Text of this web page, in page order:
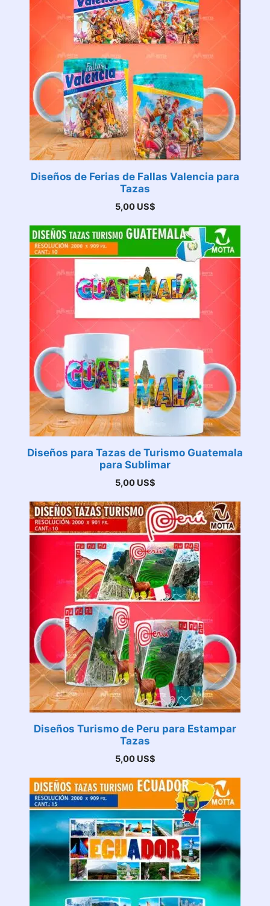
Diseños de Ferias de Fallas Valencia para
Tazas
5,00 US$
Diseños para Tazas de Turismo Guatemala
para Sublimar
5,00 US$
Diseños Turismo de Peru para Estampar
Tazas
5,00 US$